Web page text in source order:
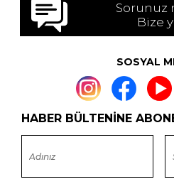
Sorunuz
Bize
SOSYAL
HABER BÜLTENİNE